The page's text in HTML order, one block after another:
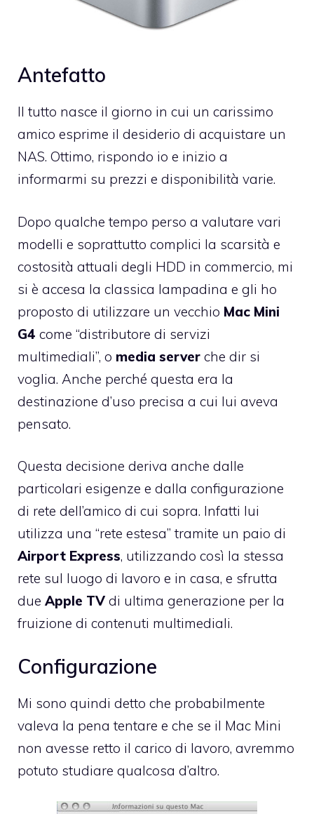
Antefatto
Il tutto nasce il giorno in cui un carissimo
amico esprime il desiderio di acquistare un
NAS. Ottimo, rispondo io e inizio a
informarmi su prezzi e disponibilità varie.
Dopo qualche tempo perso a valutare vari
modelli e soprattutto complici la scarsità e
costosità attuali degli HDD in commercio, mi
si è accesa la classica lampadina e gli ho
proposto di utilizzare un vecchio Mac Mini
G4 come “distributore di servizi
multimediali”, o media server che dir si
voglia. Anche perché questa era la
destinazione d’uso precisa a cui lui aveva
pensato.
Questa decisione deriva anche dalle
particolari esigenze e dalla configurazione
di rete dell’amico di cui sopra. Infatti lui
utilizza una “rete estesa” tramite un paio di
Airport Express, utilizzando così la stessa
rete sul luogo di lavoro e in casa, e sfrutta
due Apple TV di ultima generazione per la
fruizione di contenuti multimediali.
Configurazione
Mi sono quindi detto che probabilmente
valeva la pena tentare e che se il Mac Mini
non avesse retto il carico di lavoro, avremmo
potuto studiare qualcosa d’altro.